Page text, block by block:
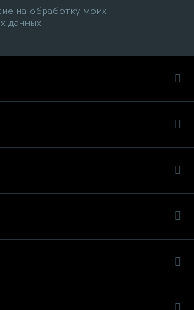
на обработку моих
данных